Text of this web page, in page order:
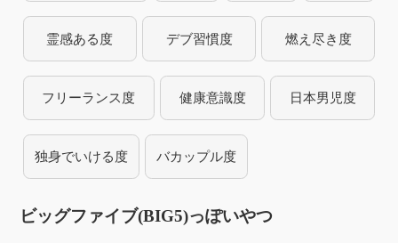
霊感ある度 デブ習慣度 燃え尽き度
フリーランス度 健康意識度 日本男児度
独身でいける度 バカップル度
ビッグファイブ(BIG5)っぽいやつ